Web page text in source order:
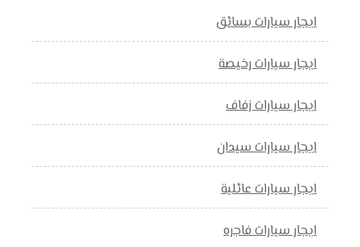
ايجار سيارات بسائق
ايجار سيارات رخيصة
ايجار سيارات زفاف
ايجار سيارات سيدان
ايجار سيارات عائلية
ايجار سيارات فاجره